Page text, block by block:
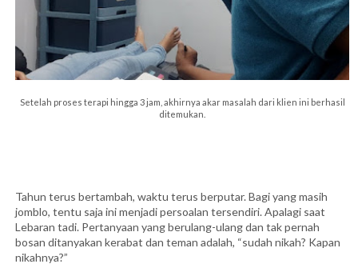
Setelah proses terapi hingga 3 jam, akhirnya akar masalah dari klien ini berhasil
ditemukan.
Tahun terus bertambah, waktu terus berputar. Bagi yang masih
jomblo, tentu saja ini menjadi persoalan tersendiri. Apalagi saat
Lebaran tadi. Pertanyaan yang berulang-ulang dan tak pernah
bosan ditanyakan kerabat dan teman adalah, “sudah nikah? Kapan
nikahnya?”